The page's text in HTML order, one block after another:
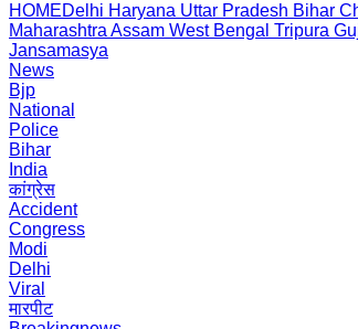
HOMEDelhi Haryana Uttar Pradesh Bihar
Maharashtra Assam West Bengal Tripura
Jansamasya
News
Bjp
National
Police
Bihar
India
कांग्रेस
Accident
Congress
Modi
Delhi
Viral
मारपीट